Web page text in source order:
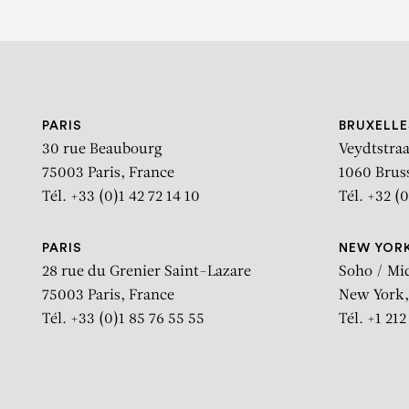
PARIS
30 rue Beaubourg
75003 Paris, France
Tél. +33 (0)1 42 72 14 10
1060
Tél. +32
PARIS
28 rue du Grenier Saint-Lazare
75003 Paris, France
Tél. +33 (0)1 85 76 55 55
NEW
Soho /
New
Tél. +1